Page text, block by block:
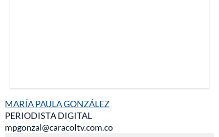
MARÍA PAULA GONZÁLEZ
PERIODISTA DIGITAL
mpgonzal@caracoltv.com.co